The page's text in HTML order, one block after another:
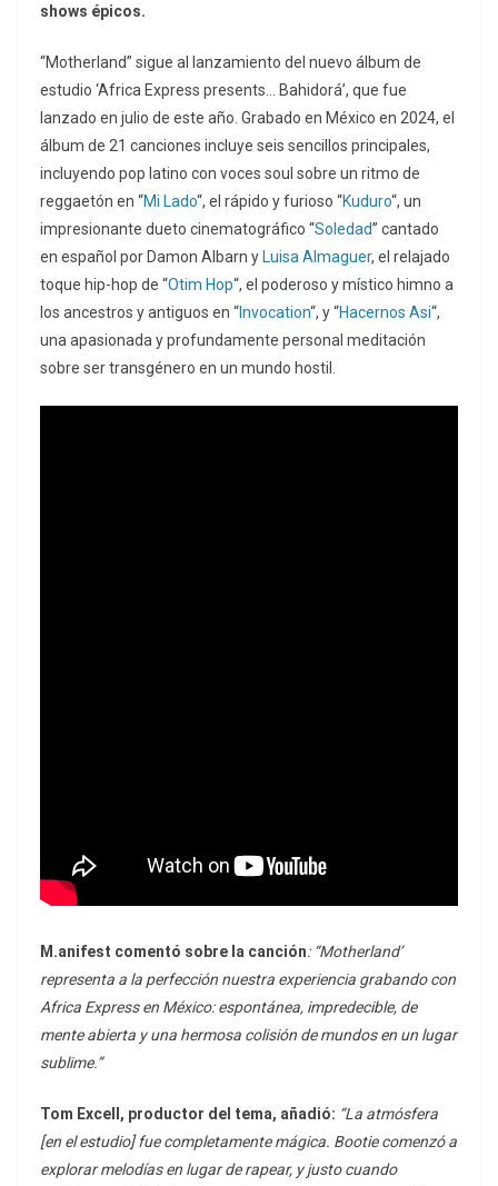
shows épicos.
“Motherland” sigue al lanzamiento del nuevo álbum de
estudio ‘Africa Express presents… Bahidorá’, que fue
lanzado en julio de este año. Grabado en México en 2024, el
álbum de 21 canciones incluye seis sencillos principales,
incluyendo pop latino con voces soul sobre un ritmo de
reggaetón en “Mi Lado“, el rápido y furioso “Kuduro“, un
impresionante dueto cinematográfico “Soledad” cantado
en español por Damon Albarn y Luisa Almaguer, el relajado
toque hip-hop de “Otim Hop“, el poderoso y místico himno a
los ancestros y antiguos en “Invocation“, y “Hacernos Asi“,
una apasionada y profundamente personal meditación
sobre ser transgénero en un mundo hostil.
M.anifest comentó sobre la canción: “Motherland’
representa a la perfección nuestra experiencia grabando con
Africa Express en México: espontánea, impredecible, de
mente abierta y una hermosa colisión de mundos en un lugar
sublime.”
Tom Excell, productor del tema, añadió: “La atmósfera
[en el estudio] fue completamente mágica. Bootie comenzó a
explorar melodías en lugar de rapear, y justo cuando